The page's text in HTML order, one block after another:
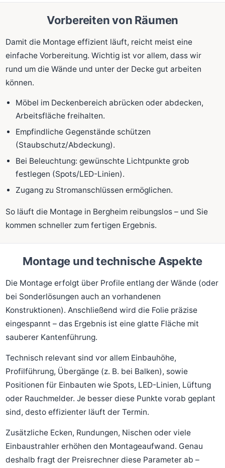
Vorbereiten von Räumen
Damit die Montage effizient läuft, reicht meist eine
einfache Vorbereitung. Wichtig ist vor allem, dass wir
rund um die Wände und unter der Decke gut arbeiten
können.
Möbel im Deckenbereich abrücken oder abdecken,
Arbeitsfläche freihalten.
Empfindliche Gegenstände schützen
(Staubschutz/Abdeckung).
Bei Beleuchtung: gewünschte Lichtpunkte grob
festlegen (Spots/LED-Linien).
Zugang zu Stromanschlüssen ermöglichen.
So läuft die Montage in Bergheim reibungslos – und Sie
kommen schneller zum fertigen Ergebnis.
Montage und technische Aspekte
Die Montage erfolgt über Profile entlang der Wände (oder
bei Sonderlösungen auch an vorhandenen
Konstruktionen). Anschließend wird die Folie präzise
eingespannt – das Ergebnis ist eine glatte Fläche mit
sauberer Kantenführung.
Technisch relevant sind vor allem Einbauhöhe,
Profilführung, Übergänge (z. B. bei Balken), sowie
Positionen für Einbauten wie Spots, LED-Linien, Lüftung
oder Rauchmelder. Je besser diese Punkte vorab geplant
sind, desto effizienter läuft der Termin.
Zusätzliche Ecken, Rundungen, Nischen oder viele
Einbaustrahler erhöhen den Montageaufwand. Genau
deshalb fragt der Preisrechner diese Parameter ab –